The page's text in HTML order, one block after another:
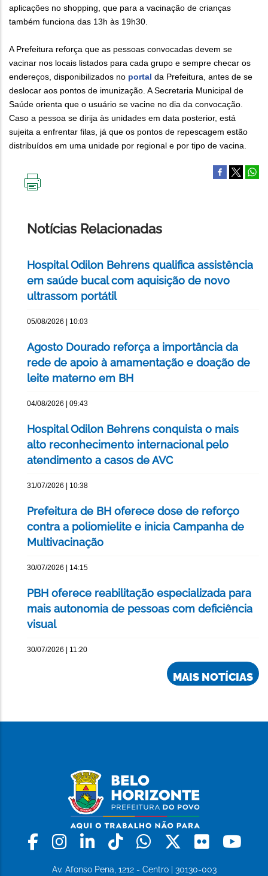
aplicações no shopping, que para a vacinação de crianças
também funciona das 13h às 19h30.
A Prefeitura reforça que as pessoas convocadas devem se
vacinar nos locais listados para cada grupo e sempre checar os
endereços, disponibilizados no portal da Prefeitura, antes de se
deslocar aos pontos de imunização. A Secretaria Municipal de
Saúde orienta que o usuário se vacine no dia da convocação.
Caso a pessoa se dirija às unidades em data posterior, está
sujeita a enfrentar filas, já que os pontos de repescagem estão
distribuídos em uma unidade por regional e por tipo de vacina.
Notícias Relacionadas
Hospital Odilon Behrens qualifica assistência
em saúde bucal com aquisição de novo
ultrassom portátil
05/08/2026 | 10:03
Agosto Dourado reforça a importância da
rede de apoio à amamentação e doação de
leite materno em BH
04/08/2026 | 09:43
Hospital Odilon Behrens conquista o mais
alto reconhecimento internacional pelo
atendimento a casos de AVC
31/07/2026 | 10:38
Prefeitura de BH oferece dose de reforço
contra a poliomielite e inicia Campanha de
Multivacinação
30/07/2026 | 14:15
PBH oferece reabilitação especializada para
mais autonomia de pessoas com deficiência
visual
30/07/2026 | 11:20
MAIS NOTÍCIAS
Facebook
Instagram
LinkedinTiktokWhatsapp
X Flickr
Av. Afonso Pena, 1212 - Centro | 30130-003